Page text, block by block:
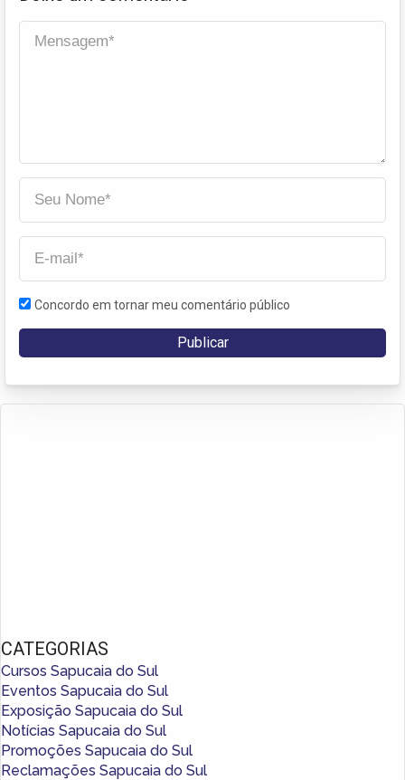
Concordo em tornar meu comentário público
CATEGORIAS
Cursos Sapucaia do Sul
Eventos Sapucaia do Sul
Exposição Sapucaia do Sul
Notícias Sapucaia do Sul
Promoções Sapucaia do Sul
Reclamações Sapucaia do Sul